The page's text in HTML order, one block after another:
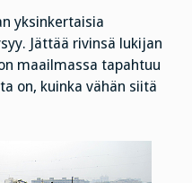
yksinkertaisia
Jättää rivinsä lukijan
maailmassa tapahtuu
on, kuinka vähän siitä